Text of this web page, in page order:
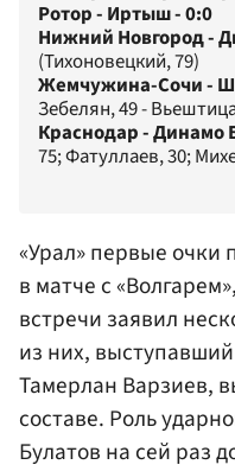
Ротор - Иртыш - 0:0
Нижний Новгород -
(Тихоновецкий, 79)
Жемчужина-Сочи -
Зебелян, 49 -
Краснодар - Динамо
75; Фатуллаев, 30;
«Урал»первые очки
в матче с
встречи заявил
из них,
Тамерлан Варзиев,
составе. Роль
Булатов на сей раз